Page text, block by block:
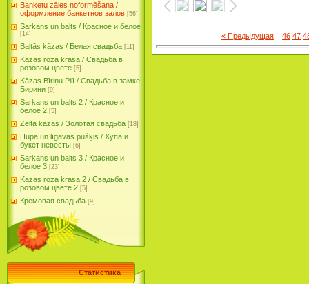
Banketu zāles noformēšana /
оформление банкетнов залов [56]
Sarkans un balts / Красное и белое
[14]
Baltās kāzas / Белая свадьба [11]
Kazas roza krasa / Свадьба в
розовом цвете [5]
Kāzas Bīriņu Pilī / Свадьба в замке
Бирини [9]
Sarkans un balts 2 / Красное и
белое 2 [5]
Zelta kāzas / Золотая свадьба [18]
Hupa un līgavas pušķis / Хупа и
букет невесты [6]
Sarkans un balts 3 / Красное и
белое 3 [23]
Kazas roza krasa 2 / Свадьба в
розовом цвете 2 [5]
Кремовая свадьба [9]
Статистика
« Предыдущая | 46 47